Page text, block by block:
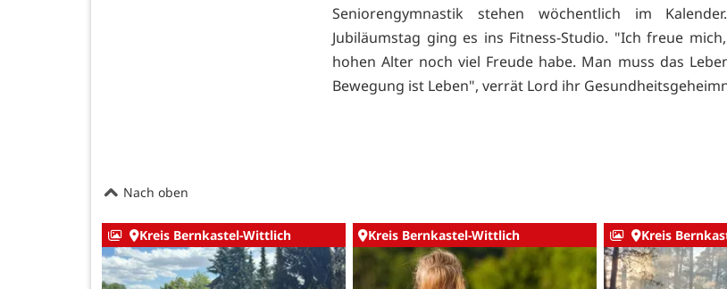
Seniorengymnastik stehen wöchentlich im
Jubiläumstag ging es ins Fitness-Studio. "Ich freue
hohen Alter noch viel Freude habe. Man muss das
Bewegung ist Leben", verrät Lord ihr
Nach oben
Kreis Bernkastel-Wittlich Kreis Bernkastel-Wittlich Kreis